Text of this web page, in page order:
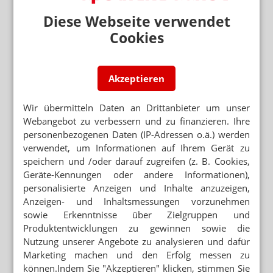
Diese Webseite verwendet
Cookies
Akzeptieren
Wir übermitteln Daten an Drittanbieter um unser
Webangebot zu verbessern und zu finanzieren. Ihre
personenbezogenen Daten (IP-Adressen o.ä.) werden
verwendet, um Informationen auf Ihrem Gerät zu
speichern und /oder darauf zugreifen (z. B. Cookies,
Geräte-Kennungen oder andere Informationen),
personalisierte Anzeigen und Inhalte anzuzeigen,
Anzeigen- und Inhaltsmessungen vorzunehmen
sowie Erkenntnisse über Zielgruppen und
Produktentwicklungen zu gewinnen sowie die
Nutzung unserer Angebote zu analysieren und dafür
Marketing machen und den Erfolg messen zu
können.Indem Sie "Akzeptieren" klicken, stimmen Sie
von der Apothekenleitung instruiert wurde über
die Abgabe von Betäubungsmitteln, von
Arzneimitteln mit den Wirkstoffen
und von Einzelimporten
die Beaufsichtigung des Personals der
Apotheke und
das Erkennen der eigenen fachlichen
Grenzen und der Entscheidung der
Kontaktaufnahme mit der Apothekenleitung
oder bei einer Filialapotheke oder bei einer
Zweigapotheke mit dem/der Betreiber:in.
Der/die PTA hat während der Dauer der
vorübergehenden Aufrechterhaltung des
Apothekenbetriebs im Rahmen der Erprobung die
Pflichten der Apothekenleitung.
„Um die Verantwortung der Apothekenleitungen noch
stärker zu betonen, wird auf die explizite Vertretung der
Fixum: Destatis soll Apothekendaten liefern
6er-Verbünde mit 6-km-Abstand
Mehr zum Thema
GESETZGEBER MÜSSTE HANDELN
Kassen: Rx-Boni sind zulässig
KASSENÄRZTE FORDERN PRÄVENTIONSOFFENSIVE
Alkohol und Tabak: Staat sollte ordentlich zulangen
WEGEN GKV-SPARPAKET
Zuzahlung: Neuer Abda-Handzettel
Mehr aus Ressort